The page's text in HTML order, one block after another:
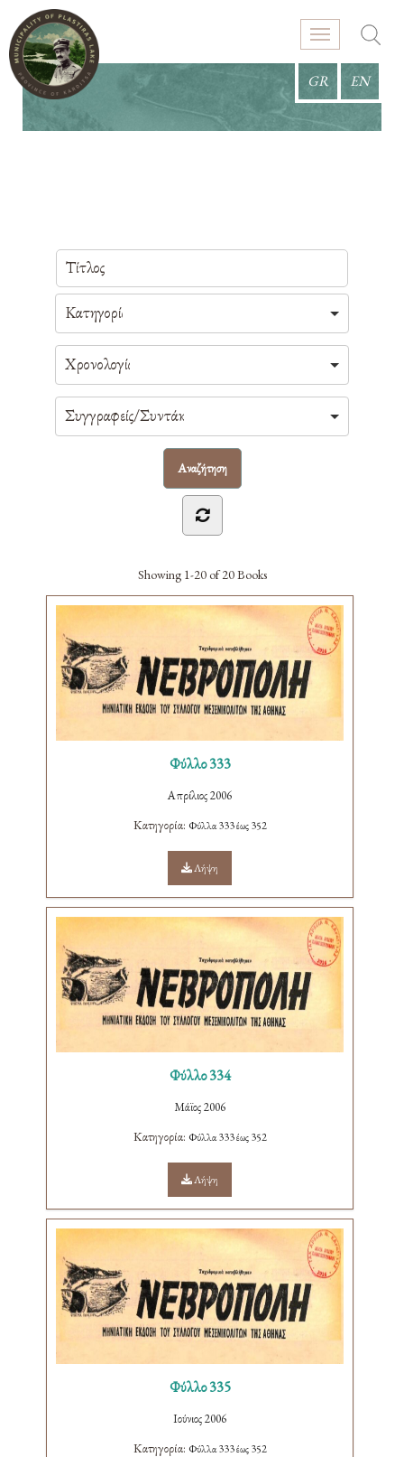
GR EN
Showing 1-20 of 20Books
Φύλλο 333
Απρίλιος 2006
Κατηγορία: Φύλλα 333 έως 352
Λήψη
Φύλλο 334
Μάϊος 2006
Κατηγορία: Φύλλα 333 έως 352
Λήψη
Φύλλο 335
Ιούνιος 2006
Κατηγορία: Φύλλα 333 έως 352